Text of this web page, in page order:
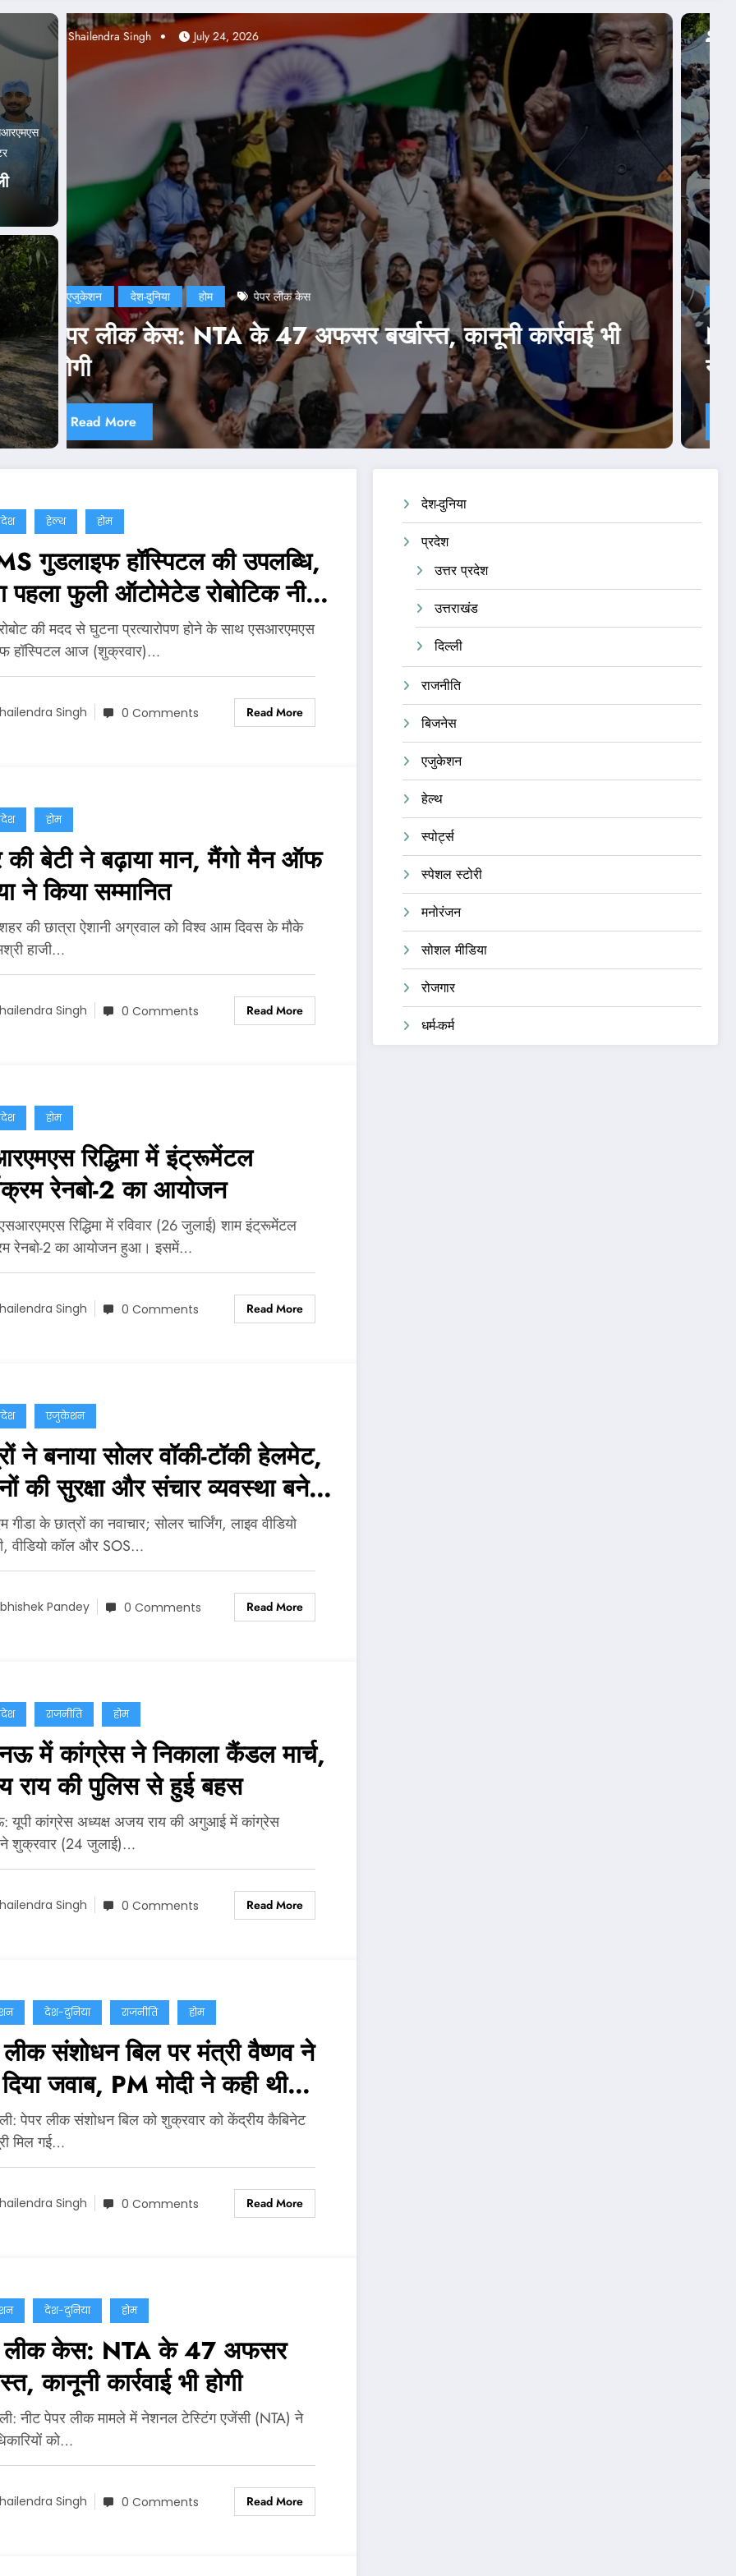
एजुकेशन दिल्ली देश-दुनिया राजनीति होम
NEET Paper Leak: सरकार ने मानी CJP की दो डिमांड! जेपी
नड्डा ने भी जारी किया बयान
Read More
Abhishek pandey July 24, 2026
हेल्थ होम
गुडलाइफ हॉस्पिटल की उपलब्धि,
पहला फुली ऑटोमेटेड रोबोटिक नी
की मदद से घुटना प्रत्यारोपण होने के साथ एसआरएमएस
हॉस्पिटल आज (शुक्रवार)…
Singh 0 Comments Read More
होम
बेटी ने बढ़ाया मान, मैंगो मैन ऑफ
ने किया सम्मानित
की छात्रा ऐशानी अग्रवाल को विश्व आम दिवस के मौके
हाजी…
Singh 0 Comments Read More
होम
रिद्धिमा में इंट्रूमेंटल
रेनबो-2 का आयोजन
रिद्धिमा में रविवार (26 जुलाई) शाम इंट्रूमेंटल
रेनबो-2 का आयोजन हुआ। इसमें…
Singh 0 Comments Read More
एजुकेशन
ने बनाया सोलर वॉकी-टॉकी हेलमेट,
की सुरक्षा और संचार व्यवस्था बनेगी
गीडा के छात्रों का नवाचार; सोलर चार्जिंग, लाइव वीडियो
वीडियो कॉल और SOS…
Pandey 0 Comments Read More
राजनीति होम
में कांग्रेस ने निकाला कैंडल मार्च,
राय की पुलिस से हुई बहस
कांग्रेस अध्यक्ष अजय राय की अगुआई में कांग्रेस
शुक्रवार (24 जुलाई)…
Singh 0 Comments Read More
देश-दुनिया राजनीति होम
संशोधन बिल पर मंत्री वैष्णव ने
जवाब, PM मोदी ने कही थी
कानून लाने की बात
पेपर लीक संशोधन बिल को शुक्रवार को केंद्रीय कैबिनेट
मिल गई…
Singh 0 Comments Read More
देश-दुनिया होम
लीक केस: NTA के 47 अफसर
कानूनी कार्रवाई भी होगी
नीट पेपर लीक मामले में नेशनल टेस्टिंग एजेंसी (NTA) ने
को…
Singh 0 Comments Read More
देश-दुनिया
प्रदेश
उत्तर प्रदेश
उत्तराखंड
दिल्ली
राजनीति
बिजनेस
एजुकेशन
हेल्थ
स्पोर्ट्स
स्पेशल स्टोरी
मनोरंजन
सोशल मीडिया
रोजगार
धर्म-कर्म